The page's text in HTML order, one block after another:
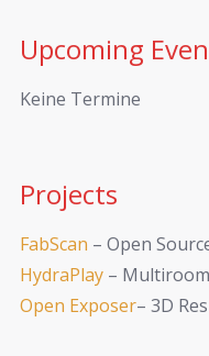
Upcoming
Keine Termine
Projects
FabScan – Open
HydraPlay –
Open Exposer– 3D